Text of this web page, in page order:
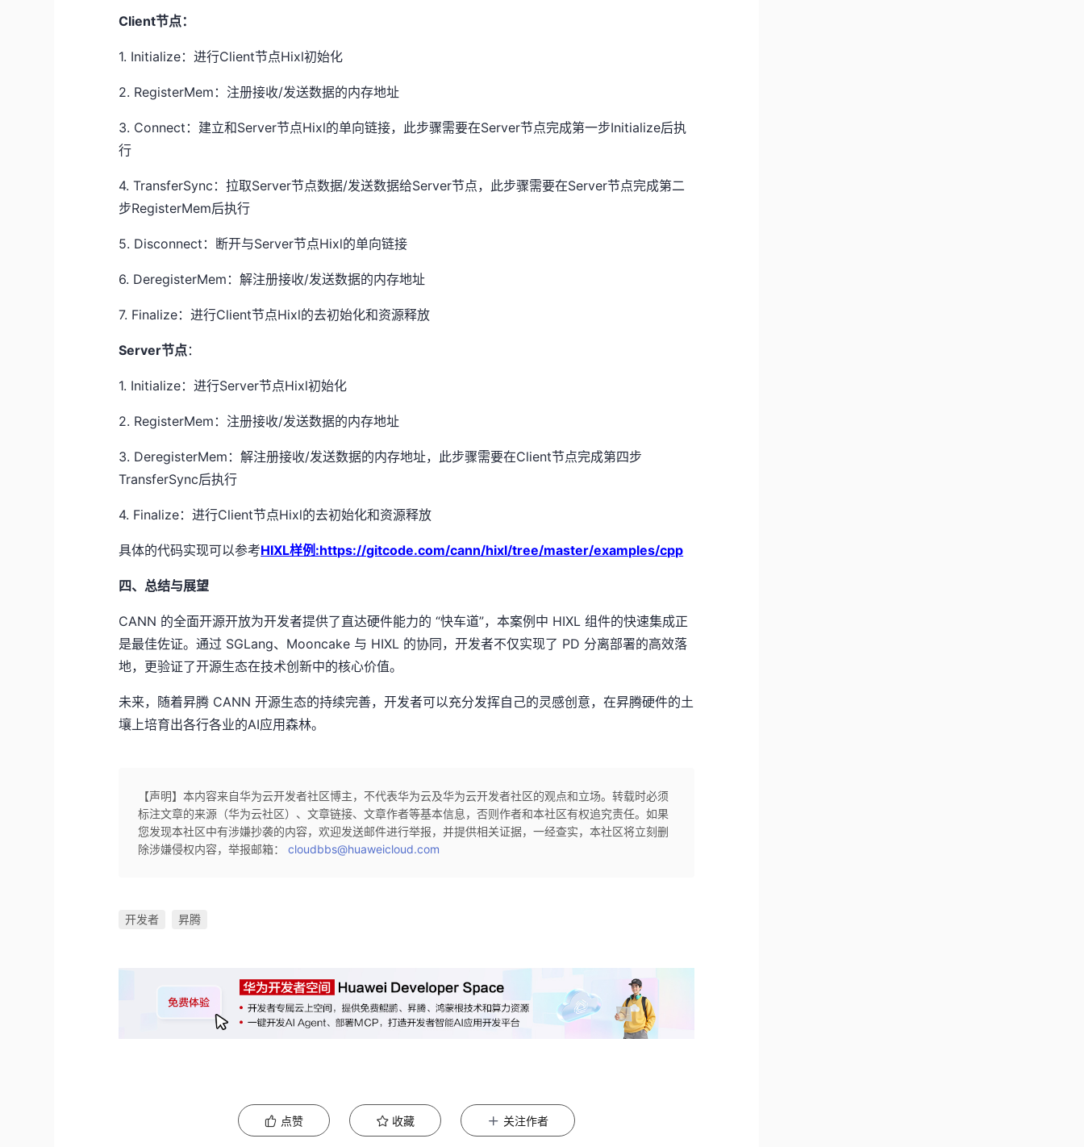
Client节点：
1. Initialize：进行Client节点Hixl初始化
2. RegisterMem ：注册接收/发送数据的内存地址
3. Connect ：建立和Server节点Hixl的单向链接，此步骤需要在Server节点完成第一步Initialize后执
行
4. TransferSync ：拉取Server节点数据/发送数据给Server节点，此步骤需要在Server节点完成第二
步RegisterMem后执行
5. Disconnect ：断开与Server节点Hixl的单向链接
6. DeregisterMem ：解注册接收/发送数据的内存地址
7. Finalize：进行Client节点Hixl的去初始化和资源释放
Server节点：
1. Initialize：进行Server节点Hixl初始化
2. RegisterMem ：注册接收/发送数据的内存地址
3. DeregisterMem ：解注册接收/发送数据的内存地址，此步骤需要在Client节点完成第四步
TransferSync后执行
4. Finalize：进行Client节点Hixl的去初始化和资源释放
具体的代码实现可以参考HIXL样例:https://gitcode.com/cann/hixl/tree/master/examples/cpp
四、总结与展望
CANN 的全面开源开放为开发者提供了直达硬件能力的 “快车道”，本案例中 HIXL 组件的快速集成正
是最佳佐证。通过 SGLang、Mooncake 与 HIXL 的协同，开发者不仅实现了 PD 分离部署的高效落
地，更验证了开源生态在技术创新中的核心价值。
未来，随着昇腾 CANN 开源生态的持续完善，开发者可以充分发挥自己的灵感创意，在昇腾硬件的土
壤上培育出各行各业的AI应用森林。
【声明】本内容来自华为云开发者社区博主，不代表华为云及华为云开发者社区的观点和立场。转载时必须
标注文章的来源（华为云社区）、文章链接、文章作者等基本信息，否则作者和本社区有权追究责任。如果
您发现本社区中有涉嫌抄袭的内容，欢迎发送邮件进行举报，并提供相关证据，一经查实，本社区将立刻删
除涉嫌侵权内容，举报邮箱：cloudbbs@huaweicloud.com
开发者 昇腾
点赞 收藏 关注作者